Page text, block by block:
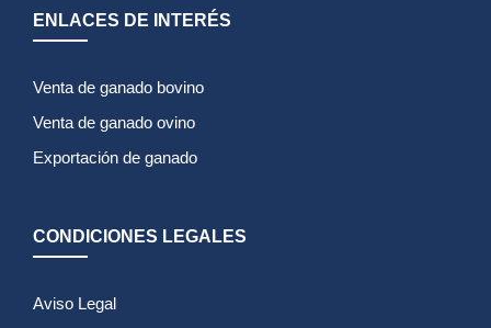
ENLACES DE INTERÉS
Venta de ganado bovino
Venta de ganado ovino
Exportación de ganado
CONDICIONES LEGALES
Aviso Legal